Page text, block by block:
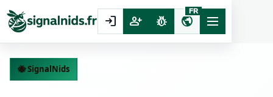
login person_add pest_control public
FR
🐝 SignalNids